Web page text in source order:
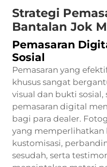
Strategi
Bantalan Jok
Pemasaran
Sosial
Pemasaran yang
khusus sangat
visual dan bukti sosial,
pemasaran digital
bagi para dealer.
yang memperlihatkan
kustomisasi,
sesudah, serta